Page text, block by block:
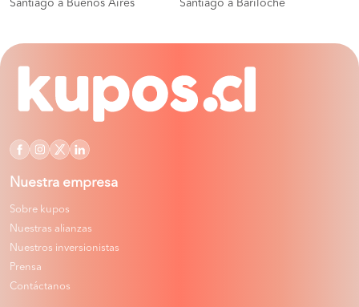
Santiago a Buenos Aires Santiago a Bariloche
Nuestra empresa
Sobre kupos
Nuestras alianzas
Nuestros inversionistas
Prensa
Contáctanos